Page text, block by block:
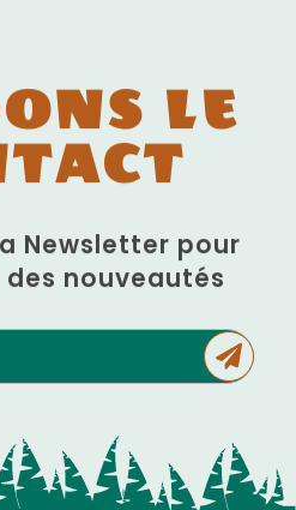
LE
Newsletter pour
nouveautés